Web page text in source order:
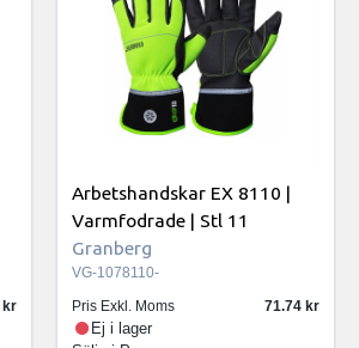
Arbetshandskar EX 8110 |
Varmfodrade | Stl 11
Granberg
VG-1078110-
Pris Exkl. Moms
71.74
Ej i lager